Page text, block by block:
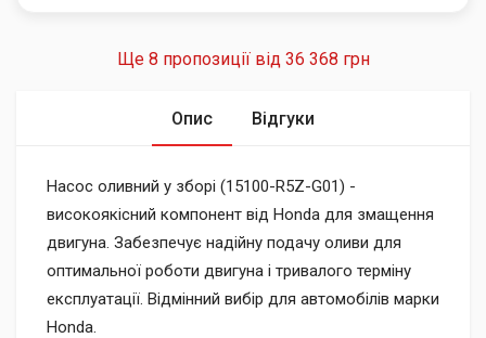
Ще 8 пропозиції від 36 368 грн
Опис Відгуки
Насос оливний у зборі (15100-R5Z-G01) -
високоякісний компонент від Honda для змащення
двигуна. Забезпечує надійну подачу оливи для
оптимальної роботи двигуна і тривалого терміну
експлуатації. Відмінний вибір для автомобілів марки
Honda.